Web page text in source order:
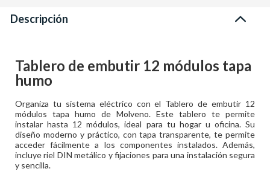
Descripción
Tablero de embutir 12 módulos tapa
humo
Organiza tu sistema eléctrico con el Tablero de embutir 12
módulos tapa humo de Molveno. Este tablero te permite
instalar hasta 12 módulos, ideal para tu hogar u oficina. Su
diseño moderno y práctico, con tapa transparente, te permite
acceder fácilmente a los componentes instalados. Además,
incluye riel DIN metálico y fijaciones para una instalación segura
y sencilla.